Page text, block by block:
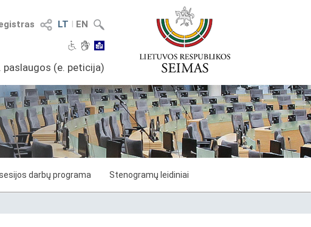
LT I EN
paslaugos (e. peticija)
darbų programa Stenogramų leidiniai